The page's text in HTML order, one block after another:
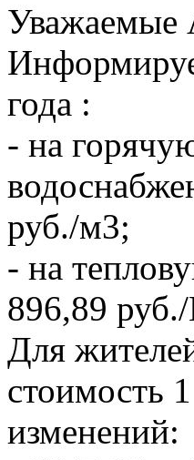
Уважаемые
года :
- на
руб./м3;
- на
896,89
Для
стоимость
изменений: